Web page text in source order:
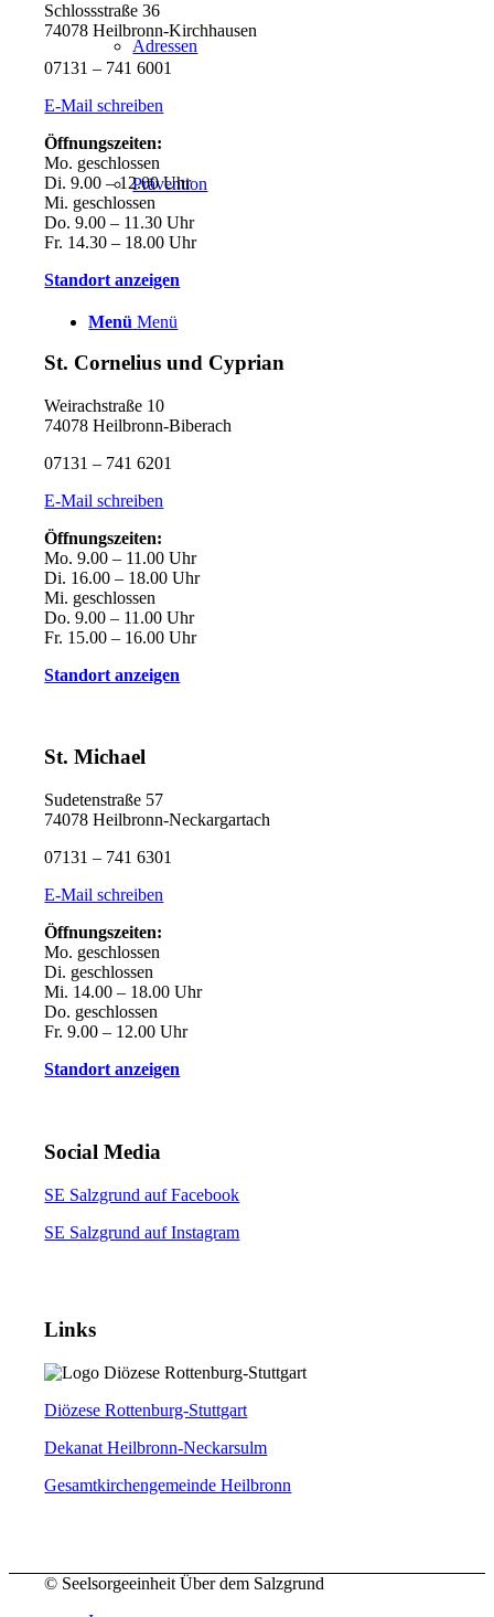
Adressen
Prävention
Menü Menü
Schlossstraße 36
74078 Heilbronn-Kirchhausen
07131 – 741 6001
E-Mail schreiben
Öffnungszeiten:
Mo. geschlossen
Di. 9.00 – 12.00 Uhr
Mi. geschlossen
Do. 9.00 – 11.30 Uhr
Fr. 14.30 – 18.00 Uhr
Standort anzeigen
St. Cornelius und Cyprian
Weirachstraße 10
74078 Heilbronn-Biberach
07131 – 741 6201
E-Mail schreiben
Öffnungszeiten:
Mo. 9.00 – 11.00 Uhr
Di. 16.00 – 18.00 Uhr
Mi. geschlossen
Do. 9.00 – 11.00 Uhr
Fr. 15.00 – 16.00 Uhr
Standort anzeigen
St. Michael
Sudetenstraße 57
74078 Heilbronn-Neckargartach
07131 – 741 6301
E-Mail schreiben
Öffnungszeiten:
Mo. geschlossen
Di. geschlossen
Mi. 14.00 – 18.00 Uhr
Do. geschlossen
Fr. 9.00 – 12.00 Uhr
Standort anzeigen
Social Media
SE Salzgrund auf Facebook
SE Salzgrund auf Instagram
Links
Diözese Rottenburg-Stuttgart
Dekanat Heilbronn-Neckarsulm
Gesamtkirchengemeinde Heilbronn
© Seelsorgeeinheit Über dem Salzgrund